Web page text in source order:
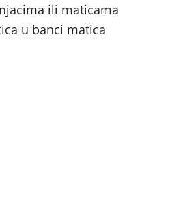
ili maticama
u banci matica